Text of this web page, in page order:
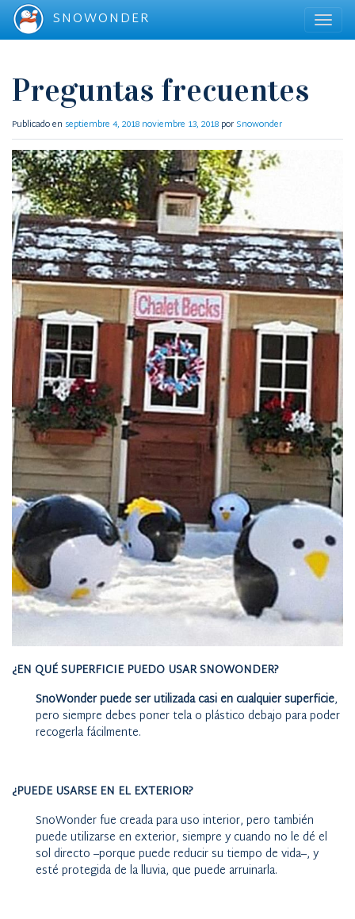
SNOWONDER
Preguntas frecuentes
Publicado en septiembre 4, 2018noviembre 13, 2018porSnowonder
¿EN QUÉ SUPERFICIE PUEDO USAR SNOWONDER?
SnoWonder puede ser utilizada casi en cualquier superficie,
pero siempre debes poner tela o plástico debajo para poder
recogerla fácilmente.
¿PUEDE USARSE EN EL EXTERIOR?
SnoWonder fue creada para uso interior, pero también
puede utilizarse en exterior, siempre y cuando no le dé el
sol directo –porque puede reducir su tiempo de vida–, y
esté protegida de la lluvia, que puede arruinarla.